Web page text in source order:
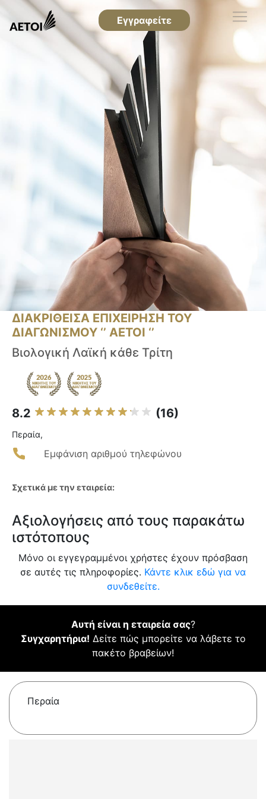
Εγγραφείτε
ΔΙΑΚΡΙΘΕΙΣΑ ΕΠΙΧΕΙΡΗΣΗ ΤΟΥ
ΔΙΑΓΩΝΙΣΜΟΥ ‘’ ΑΕΤΟΙ ‘’
Βιολογική Λαϊκή κάθε Τρίτη
8.2 (16)
Περαία,
Εμφάνιση αριθμού τηλεφώνου
Σχετικά με την εταιρεία:
Αξιολογήσεις από τους παρακάτω
ιστότοπους
Μόνο οι εγγεγραμμένοι χρήστες έχουν πρόσβαση
σε αυτές τις πληροφορίες. Κάντε κλικ εδώ για να
συνδεθείτε.
Αυτή είναι η εταιρεία σας?
Συγχαρητήρια! Δείτε πώς μπορείτε να λάβετε το
πακέτο βραβείων!
Περαία